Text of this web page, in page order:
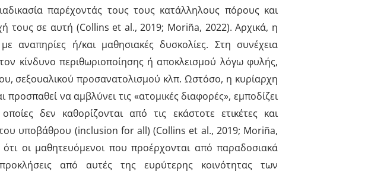
παρέχοντάς τους τους κατάλληλους πόρους και
τους σε αυτή (Collins et al., 2019; Moriña, 2022). Αρχικά, η
αναπηρίες ή/και μαθησιακές δυσκολίες. Στη συνέχεια
κίνδυνο περιθωριοποίησης ή αποκλεισμού λόγω φυλής,
σεξουαλικού προσανατολισμού κλπ. Ωστόσο, η κυρίαρχη
να αμβλύνει τις «ατομικές διαφορές», εμποδίζει
δεν καθορίζονται από τις εκάστοτε ετικέτες και
υποβάθρου (inclusion for all) (Collins et al., 2019; Moriña,
οι μαθητευόμενοι που προέρχονται από παραδοσιακά
από αυτές της ευρύτερης κοινότητας των